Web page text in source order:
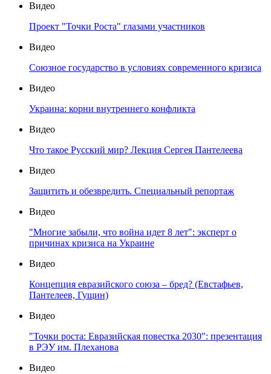
Видео
Проект "Точки Роста" глазами участников
Видео
Союзное государство в условиях современного кризиса
Видео
Украина: корни внутреннего конфликта
Видео
Что такое Русский мир? Лекция Сергея Пантелеева
Видео
Защитить и обезвредить. Специальный репортаж
Видео
"Многие забыли, что война идет 8 лет": эксперт о
причинах кризиса на Украине
Видео
Концепция евразийского союза – бред? (Евстафьев,
Пантелеев, Гущин)
Видео
"Точки роста: Евразийская повестка 2030": презентация
в РЭУ им. Плеханова
Видео